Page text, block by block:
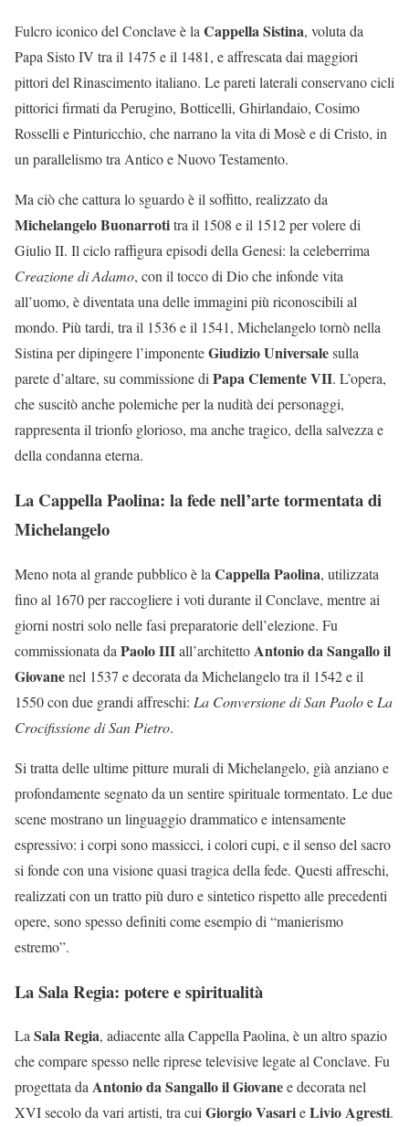
Fulcro iconico del Conclave è laCappella Sistina, voluta da
Papa Sisto IV tra il 1475 e il 1481, e affrescata dai maggiori
pittori del Rinascimento italiano. Le pareti laterali conservano cicli
pittorici firmati da Perugino, Botticelli, Ghirlandaio, Cosimo
Rosselli e Pinturicchio, che narrano la vita di Mosè e di Cristo, in
un parallelismo tra Antico e Nuovo Testamento.
Ma ciò che cattura lo sguardo è il soffitto, realizzato da
Michelangelo Buonarrotitra il 1508 e il 1512 per volere di
Giulio II. Il ciclo raffigura episodi della Genesi: la celeberrima
Creazione di Adamo, con il tocco di Dio che infonde vita
all’uomo, è diventata una delle immagini più riconoscibili al
mondo. Più tardi, tra il 1536 e il 1541, Michelangelo tornò nella
Sistina per dipingere l’imponenteGiudizio Universalesulla
parete d’altare, su commissione diPapa Clemente VII. L’opera,
che suscitò anche polemiche per la nudità dei personaggi,
rappresenta il trionfo glorioso, ma anche tragico, della salvezza e
della condanna eterna.
La Cappella Paolina: la fede nell’arte tormentata di
Michelangelo
Meno nota al grande pubblico è la Cappella Paolina, utilizzata
fino al 1670 per raccogliere i voti durante il Conclave, mentre ai
giorni nostri solo nelle fasi preparatorie dell’elezione. Fu
commissionata da Paolo IIIall’architettoAntonio da Sangallo il
Giovanenel 1537 e decorata da Michelangelo tra il 1542 e il
1550 con due grandi affreschi: La Conversione di San Paoloe La
Crocifissione di San Pietro.
Si tratta delle ultime pitture murali di Michelangelo, già anziano e
profondamente segnato da un sentire spirituale tormentato. Le due
scene mostrano un linguaggio drammatico e intensamente
espressivo: i corpi sono massicci, i colori cupi, e il senso del sacro
si fonde con una visione quasi tragica della fede. Questi affreschi,
realizzati con un tratto più duro e sintetico rispetto alle precedenti
opere, sono spesso definiti come esempio di “manierismo
estremo”.
La Sala Regia: potere e spiritualità
LaSala Regia, adiacente alla Cappella Paolina, è un altro spazio
che compare spesso nelle riprese televisive legate al Conclave. Fu
progettata daAntonio da Sangallo il Giovanee decorata nel
XVI secolo da vari artisti, tra cuiGiorgio VasarieLivio Agresti.